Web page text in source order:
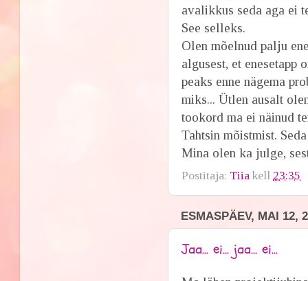
avalikkus seda aga ei
See selleks.
Olen mõelnud palju
algusest, et
peaks enne nägema
miks... Ütlen ausalt
tookord ma ei näinud
Tahtsin mõistmist.
Mina olen ka julge,
Postitaja: Tiia kell 23:35
ESMASPÄEV, MAI 12,
Jaa... ei... jaa... ei...